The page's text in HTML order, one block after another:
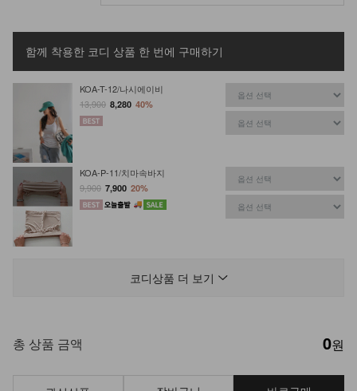
함께 착용한 코디 상품 한 번에 구매하기
KOA-T-12/나시에이비
13,900 8,280 40%
KOA-P-11/치마속바지
9,900 7,900 20%
29%
KOA-O-01/속치마끈원피스
9,900
코디상품 더 보기
총 상품 금액 0원